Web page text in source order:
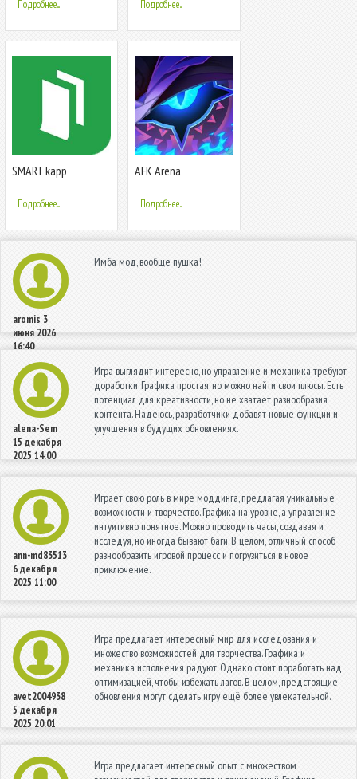
Подробнее... Подробнее...
SMART kapp
Подробнее...
AFK Arena
Подробнее...
aromis 3
июня 2026
16:40
Имба мод, вообще пушка!
alena-Sem
15 декабря
2025 14:00
Игра выглядит интересно, но управление и механика требуют
доработки. Графика простая, но можно найти свои плюсы. Есть
потенциал для креативности, но не хватает разнообразия
контента. Надеюсь, разработчики добавят новые функции и
улучшения в будущих обновлениях.
ann-md83513
6 декабря
2025 11:00
Играет свою роль в мире моддинга, предлагая уникальные
возможности и творчество. Графика на уровне, а управление —
интуитивно понятное. Можно проводить часы, создавая и
исследуя, но иногда бывают баги. В целом, отличный способ
разнообразить игровой процесс и погрузиться в новое
приключение.
avet2004938
5 декабря
2025 20:01
Игра предлагает интересный мир для исследования и
множество возможностей для творчества. Графика и
механика исполнения радуют. Однако стоит поработать над
оптимизацией, чтобы избежать лагов. В целом, предстоящие
обновления могут сделать игру ещё более увлекательной.
Игра предлагает интересный опыт с множеством